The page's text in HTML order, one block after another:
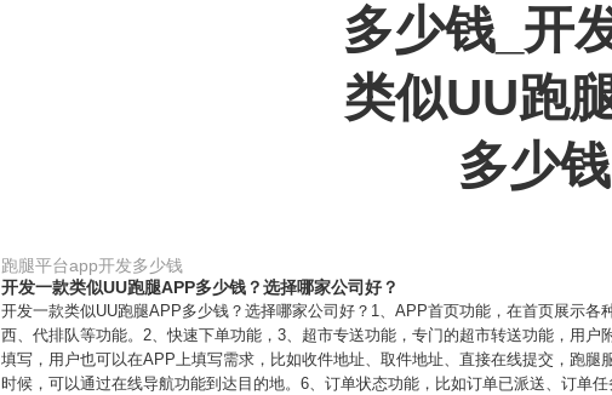
多少钱_开
类似UU跑
多少钱
跑腿平台app开发多少钱
开发一款类似UU跑腿APP多少钱？选择哪家公司好？
开发一款类似UU跑腿APP多少钱？选择哪家公司好？1、APP首页功能，在首页展示
西、代排队等功能。2、快速下单功能，3、超市专送功能，专门的超市转送功能，用
填写，用户也可以在APP上填写需求，比如收件地址、取件地址、直接在线提交，跑
时候，可以通过在线导航功能到达目的地。6、订单状态功能，比如订单已派送、订单任